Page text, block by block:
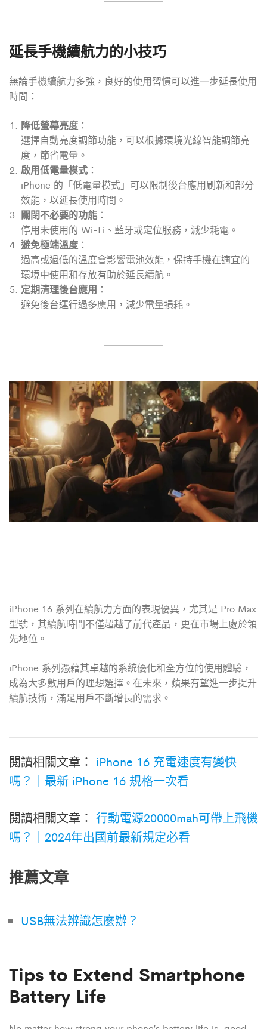
延長手機續航力的小技巧
無論手機續航力多強，良好的使用習慣可以進一步延長使用
時間：
降低螢幕亮度 ：
選擇自動亮度調節功能，可以根據環境光線智能調節亮
度，節省電量。
啟用低電量模式 ：
iPhone 的「低電量模式」可以限制後台應用刷新和部分
效能，以延長使用時間。
關閉不必要的功能 ：
停用未使用的 Wi-Fi、藍牙或定位服務，減少耗電。
避免極端溫度 ：
過高或過低的溫度會影響電池效能，保持手機在適宜的
環境中使用和存放有助於延長續航。
定期清理後台應用 ：
避免後台運行過多應用，減少電量損耗。
iPhone 16 系列在續航力方面的表現優異，尤其是 Pro Max
型號，其續航時間不僅超越了前代產品，更在市場上處於領
先地位。
iPhone 系列憑藉其卓越的系統優化和全方位的使用體驗，
成為大多數用戶的理想選擇。在未來，蘋果有望進一步提升
續航技術，滿足用戶不斷增長的需求。
閱讀相關文章： iPhone 16 充電速度有變快
嗎？｜最新 iPhone 16 規格一次看
閱讀相關文章： 行動電源20000mah可帶上飛機
嗎？｜2024年出國前最新規定必看
推薦文章
USB無法辨識怎麼辦？
Tips to Extend Smartphone
Battery Life